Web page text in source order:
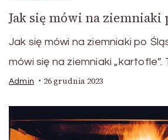
Jak się mówi na ziemniaki
Jak się mówi na ziemniaki po
mówi się na ziemniaki „kartofle”.
Admin 26 grudnia 2023